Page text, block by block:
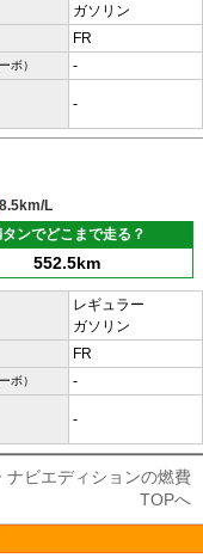
ガソリン
FR
ボ） -
-
8.5km/L
ンでどこまで走る？
552.5km
レギュラー
ガソリン
FR
ボ） -
-
ビエディションの燃費
TOPへ